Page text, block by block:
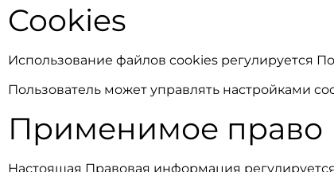
Cookies
Использование файлов cookies регулируется
Пользователь может управлять настройками
Применимое право
Настоящая Правовая информация